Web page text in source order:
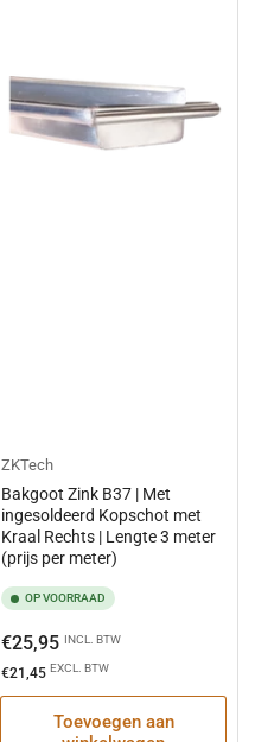
ZKTech
Bakgoot Zink B37 | Met
ingesoldeerd Kopschot met
Kraal Rechts | Lengte 3 meter
(prijs per meter)
OP VOORRAAD
Normale
prijs
€25,95 INCL. BTW
€21,45 EXCL. BTW
Toevoegen aan